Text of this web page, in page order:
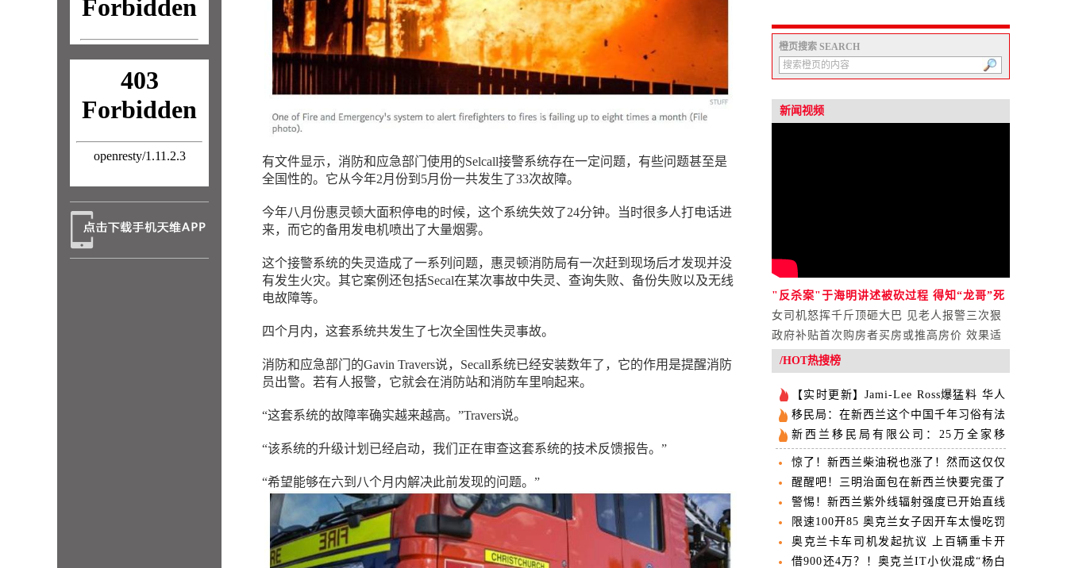
有文件显示，消防和应急部门使用的Selcall接警系统存在一定问题，有些问题甚至是
全国性的。它从今年2月份到5月份一共发生了33次故障。
今年八月份惠灵顿大面积停电的时候，这个系统失效了24分钟。当时很多人打电话进
来，而它的备用发电机喷出了大量烟雾。
这个接警系统的失灵造成了一系列问题，惠灵顿消防局有一次赶到现场后才发现并没
有发生火灾。其它案例还包括Secal在某次事故中失灵、查询失败、备份失败以及无线
电故障等。
四个月内，这套系统共发生了七次全国性失灵事故。
消防和应急部门的Gavin Travers说，Secall系统已经安装数年了，它的作用是提醒消防
员出警。若有人报警，它就会在消防站和消防车里响起来。
“这套系统的故障率确实越来越高。”Travers说。
“该系统的升级计划已经启动，我们正在审查这套系统的技术反馈报告。”
“希望能够在六到八个月内解决此前发现的问题。”
橙页搜索 SEARCH
新闻视频
"反杀案"于海明讲述被砍过程 得知“龙哥”死
讯崩溃大哭
女司机怒挥千斤顶砸大巴 见老人报警三次狠
命撞翻
政府补贴首次购房者买房或推高房价 效果适
得其反
/HOT热搜榜
【实时更新】Jami-Lee Ross爆猛料 华人
富商卷入国家党内斗
移民局：在新西兰这个中国千年习俗有法
律风险
新西兰移民局有限公司：25万全家移
民，年赚百万？
惊了！新西兰柴油税也涨了！然而这仅仅
是开始
醒醒吧！三明治面包在新西兰快要完蛋了
警惕！新西兰紫外线辐射强度已开始直线
飙升
限速100开85 奥克兰女子因开车太慢吃罚
单
奥克兰卡车司机发起抗议 上百辆重卡开
上街头
借900还4万？！奥克兰IT小伙混成“杨白